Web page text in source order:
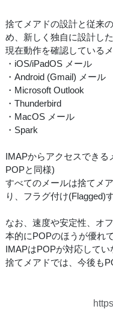
捨てメアドの設計と従来
め、新しく独自に設計し
現在動作を確認している
・iOS/iPadOS メール
・Android (Gmail) メール
・Microsoft Outlook
・Thunderbird
・MacOS メール
・Spark
IMAPからアクセスできる
POPと同様)
すべてのメールは捨てメ
り、フラグ付け(Flagged)
なお、速度や安定性、オ
本的にPOPのほうが優れ
IMAPはPOPが対応してい
捨てメアドでは、今後も